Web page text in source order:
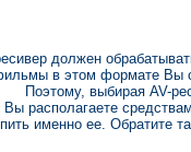
должен
в этом формате Вы
Поэтому, выбирая AV-
Вы располагаете
именно ее. Обратите